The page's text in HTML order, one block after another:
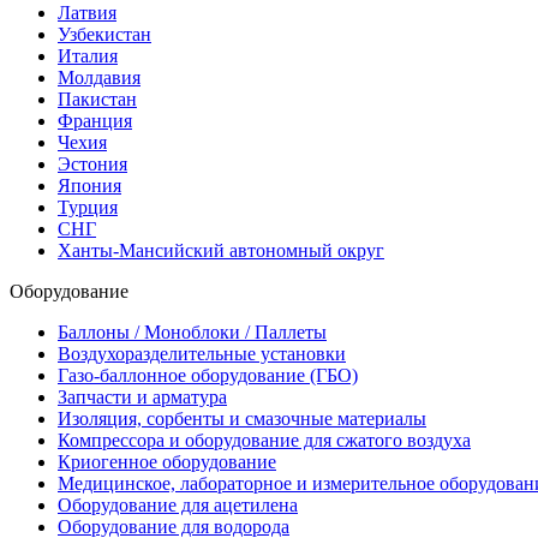
Латвия
Узбекистан
Италия
Молдавия
Пакистан
Франция
Чехия
Эстония
Япония
Турция
СНГ
Ханты-Мансийский автономный округ
Оборудование
Баллоны / Моноблоки / Паллеты
Воздухоразделительные установки
Газо-баллонное оборудование (ГБО)
Запчасти и арматура
Изоляция, сорбенты и смазочные материалы
Компрессора и оборудование для сжатого воздуха
Криогенное оборудование
Медицинское, лабораторное и измерительное
Оборудование для ацетилена
Оборудование для водорода